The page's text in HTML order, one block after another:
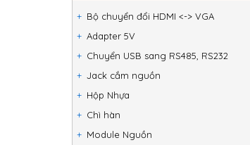
Bộ chuyển đổi HDMI <-> VGA
Adapter 5V
Chuyển USB sang RS485, RS232
Jack cắm nguồn
Hộp Nhựa
Chì hàn
Module Nguồn